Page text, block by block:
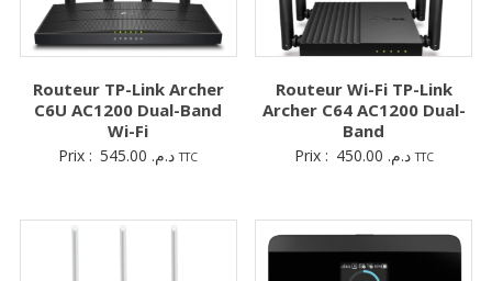
Routeur TP-Link Archer
C6U AC1200 Dual-Band
Wi-Fi
Prix : د.م. TTC
Routeur Wi-Fi TP-Link
Archer C64 AC1200 Dual-
Band
Prix : د.م. TTC